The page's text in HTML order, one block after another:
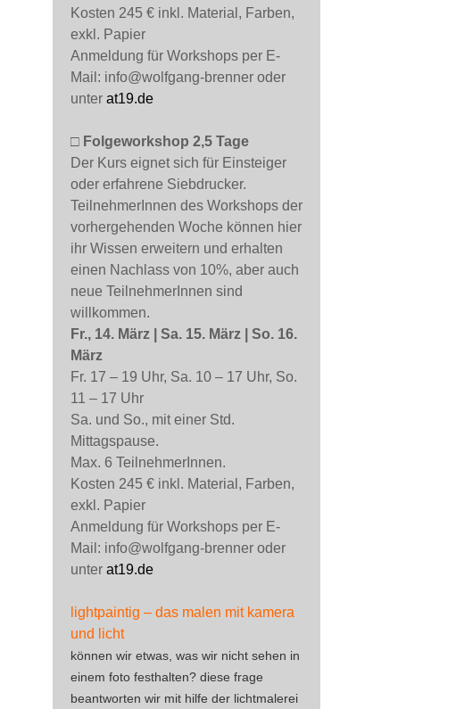
Kosten 245 € inkl. Material, Farben,
exkl. Papier
Anmeldung für Workshops per E-
Mail: info@wolfgang-brenner oder
unter at19.de
□ Folgeworkshop 2,5 Tage
Der Kurs eignet sich für Einsteiger
oder erfahrene Siebdrucker.
TeilnehmerInnen des Workshops der
vorhergehenden Woche können hier
ihr Wissen erweitern und erhalten
einen Nachlass von 10%, aber auch
neue TeilnehmerInnen sind
willkommen.
Fr., 14. März | Sa. 15. März | So. 16.
März
Fr. 17 – 19 Uhr, Sa. 10 – 17 Uhr, So.
11 – 17 Uhr
Sa. und So., mit einer Std.
Mittagspause.
Max. 6 TeilnehmerInnen.
Kosten 245 € inkl. Material, Farben,
exkl. Papier
Anmeldung für Workshops per E-
Mail: info@wolfgang-brenner oder
unter at19.de
lightpaintig – das malen mit kamera
und licht
können wir etwas, was wir nicht sehen in
einem foto festhalten? diese frage
beantworten wir mit hilfe der lichtmalerei